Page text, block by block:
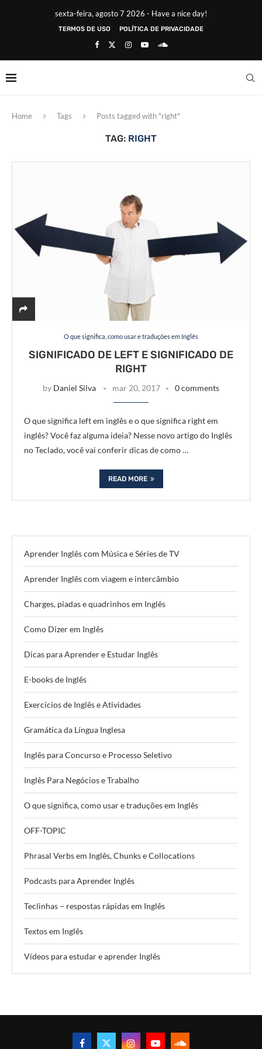
sexta-feira, agosto 7 2026 - Have a nice day!
TERMOS DE USO POLÍTICA DE PRIVACIDADE
Home Tags Posts tagged with "right"
TAG: RIGHT
O que significa, como usar e traduções em Inglês
SIGNIFICADO DE LEFT E SIGNIFICADO DE
RIGHT
by Daniel Silva mar 20, 2017 0 comments
O que significa left em inglês e o que significa right em
inglês? Você faz alguma ideia? Nesse novo artigo do Inglês
no Teclado, você vai conferir dicas de como …
READ MORE
Aprender Inglês com Música e Séries de TV
Aprender Inglês com viagem e intercâmbio
Charges, piadas e quadrinhos em Inglês
Como Dizer em Inglês
Dicas para Aprender e Estudar Inglês
E-books de Inglês
Exercícios de Inglês e Atividades
Gramática da Língua Inglesa
Inglês para Concurso e Processo Seletivo
Inglês Para Negócios e Trabalho
O que significa, como usar e traduções em Inglês
OFF-TOPIC
Phrasal Verbs em Inglês, Chunks e Collocations
Podcasts para Aprender Inglês
Teclinhas – respostas rápidas em Inglês
Textos em Inglês
Vídeos para estudar e aprender Inglês